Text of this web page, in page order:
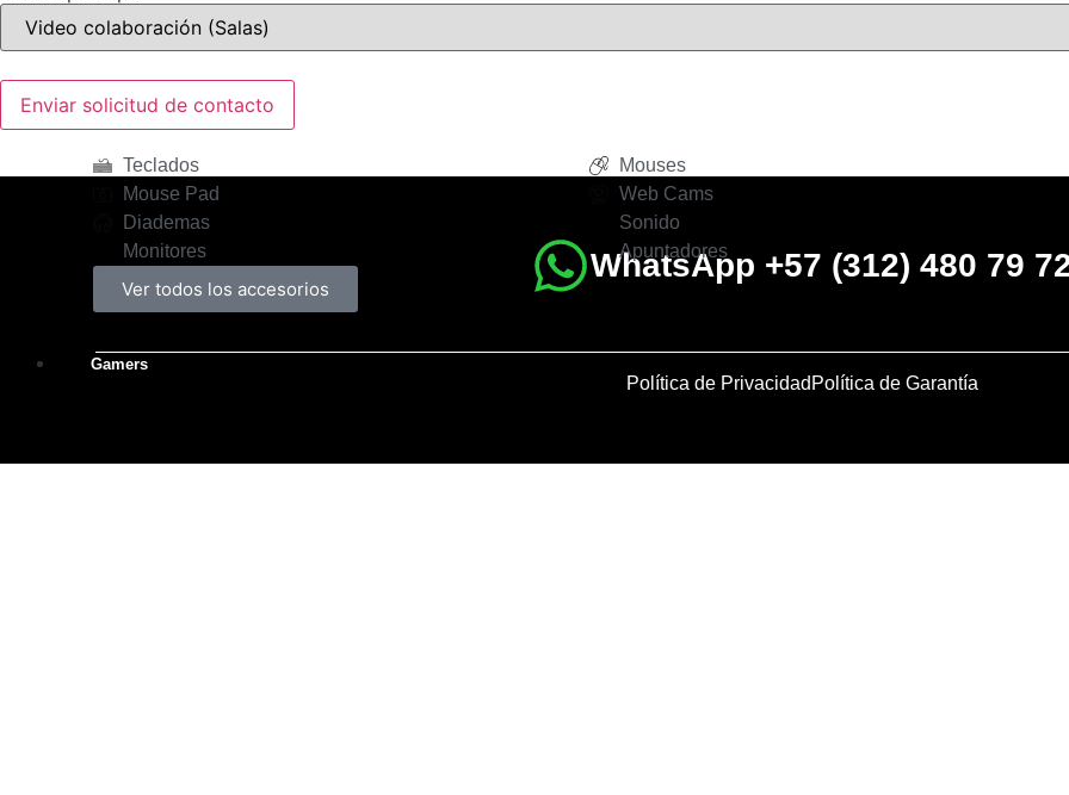
Teclados
Mouse Pad
Diademas
Monitores
Ver todos los accesorios
Mouses
Web Cams
Sonido
Apuntadores
Gamers
WhatsApp +57 (312) 480 79
Política de Privacidad Política de Garantía